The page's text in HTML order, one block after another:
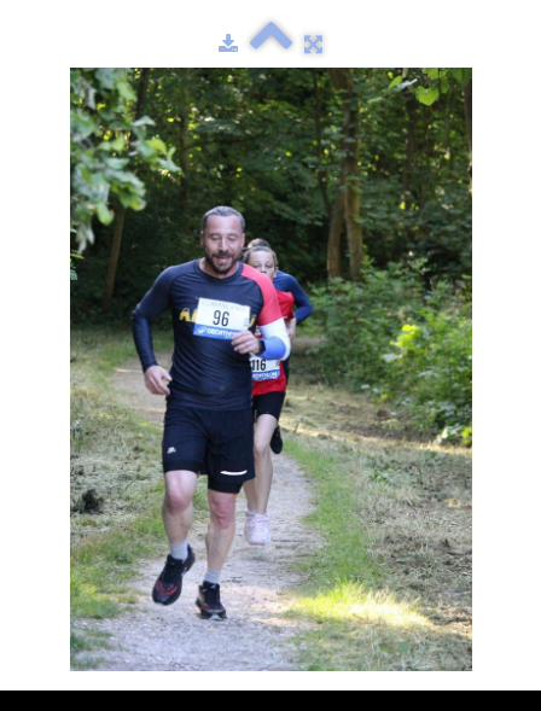
Règlement
Parcours
Résultats
Devenez bénévoles
Partenaires
Photos▼